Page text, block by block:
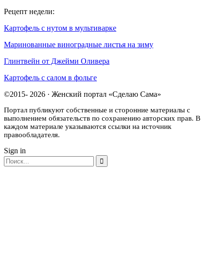
Рецепт недели:
Картофель с нутом в мультиварке
Маринованные виноградные листья на зиму
Глинтвейн от Джейми Оливера
Картофель с салом в фольге
©2015- 2026 · Женский портал «Сделаю Сама»
Портал публикуют собственные и сторонние материалы с
выполнением обязательств по сохранению авторских прав. В
каждом материале указываются ссылки на источник
правообладателя.
Sign in